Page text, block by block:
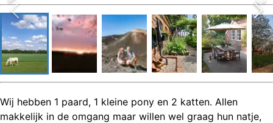
Wij hebben 1 paard, 1 kleine pony en 2 katten. Allen
makkelijk in de omgang maar willen wel graag hun natje,